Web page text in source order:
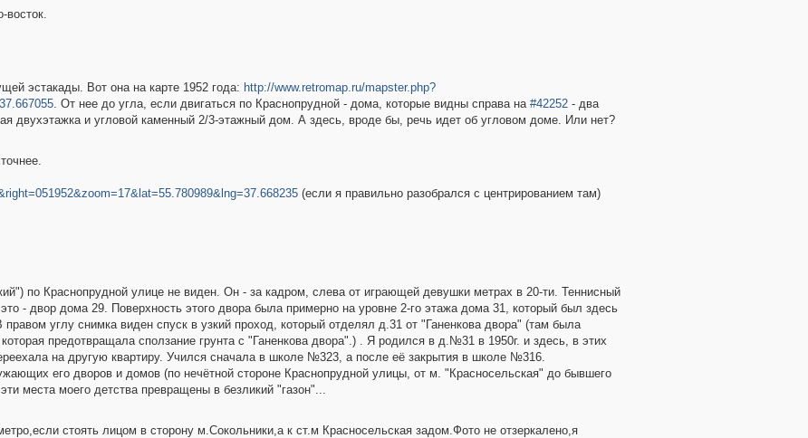
восток.
эстакады. Вот она на карте 1952 года: http://www.retromap.ru/mapster.php?
. От нее до угла, если двигаться по Краснопрудной - дома, которые видны справа на #42252- два
двухэтажка и угловой каменный 2/3-этажный дом. А здесь, вроде бы, речь идет об угловом доме. Или нет?
(если я правильно разобрался с центрированием там)
по Краснопрудной улице не виден. Он - за кадром, слева от играющей девушки метрах в 20-ти. Теннисный
- двор дома 29. Поверхность этого двора была примерно на уровне 2-го этажа дома 31, который был здесь
углу снимка виден спуск в узкий проход, который отделял д.31 от "Ганенкова двора" (там была
предотвращала сползание грунта с "Ганенкова двора".) . Я родился в д.№31 в 1950г. и здесь, в этих
на другую квартиру. Учился сначала в школе №323, а после её закрытия в школе №316.
его дворов и домов (по нечётной стороне Краснопрудной улицы, от м. "Красносельская" до бывшего
места моего детства превращены в безликий "газон"...
стоять лицом в сторону м.Сокольники,а к ст.м Красносельская задом.Фото не отзеркалено,я